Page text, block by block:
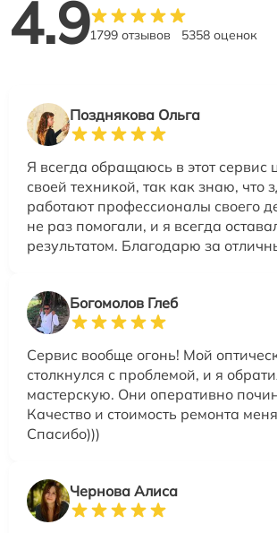
4.91799 отзывов 5358 оценок
Позднякова Ольга
Я всегда обращаюсь в этот сервис
своей техникой, так как знаю, что
работают профессионалы своего
не раз помогали, и я всегда
результатом. Благодарю за
Богомолов Глеб
Сервис вообще огонь! Мой
столкнулся с проблемой, и я
мастерскую. Они оперативно
Качество и стоимость ремонта
Спасибо)))
Чернова Алиса